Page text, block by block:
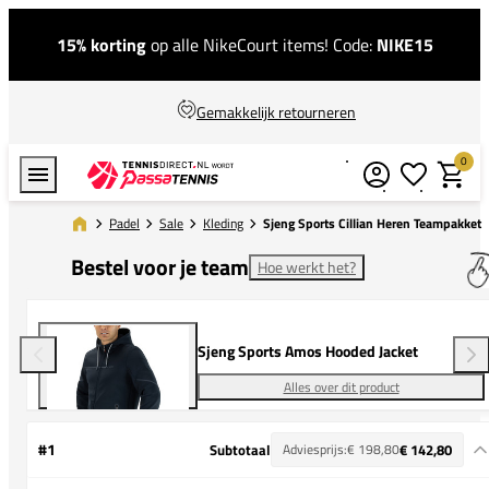
15% kortingop alle NikeCourt items! Code: NIKE15
Gemakkelijk retourneren
0
Padel Sale Kleding Sjeng Sports Cillian Heren Teampakket
Bestel voor je team Hoe werkt het?
Sjeng Sports Amos Hooded Jacket
Alles over dit product
#1 Subtotaal Adviesprijs:€ 198,80€ 142,80